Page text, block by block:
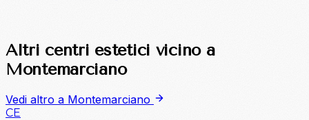
Altri centri estetici vicino a
Montemarciano
Vedi altro a Montemarciano
CE